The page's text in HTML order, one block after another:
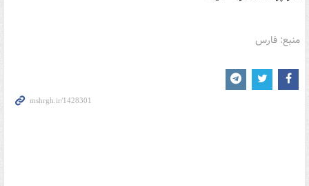
منبع: فارس